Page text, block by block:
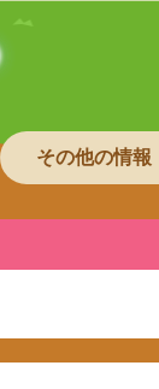
その他の情報